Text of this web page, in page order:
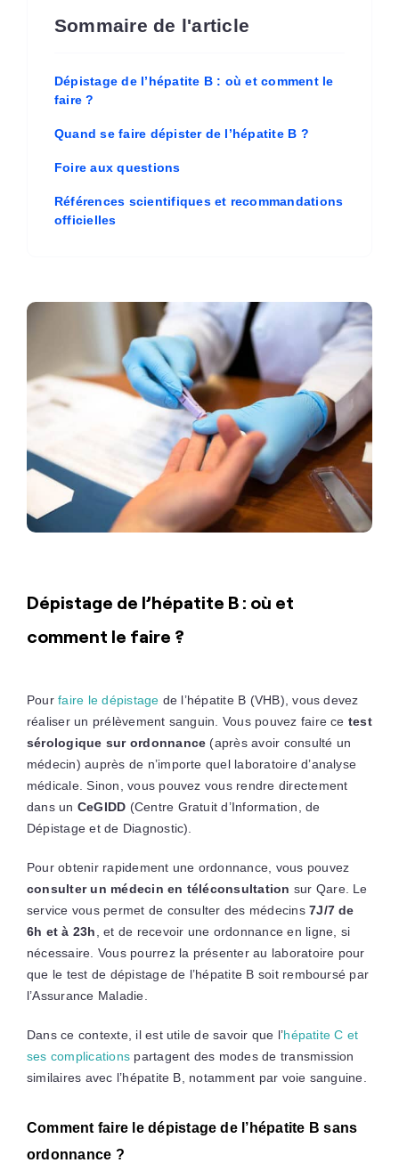
Sommaire de l'article
Dépistage de l’hépatite B : où et comment le
faire ?
Quand se faire dépister de l’hépatite B ?
Foire aux questions
Références scientifiques et recommandations
officielles
Dépistage de l’hépatite B : où et
comment le faire ?
Pourfaire le dépistage de l’hépatite B (VHB), vous devez
réaliser un prélèvement sanguin. Vous pouvez faire ce test
sérologique sur ordonnance (après avoir consulté un
médecin) auprès de n’importe quel laboratoire d’analyse
médicale. Sinon, vous pouvez vous rendre directement
dans un CeGIDD (Centre Gratuit d’Information, de
Dépistage et de Diagnostic).
Pour obtenir rapidement une ordonnance, vous pouvez
consulter un médecin en téléconsultation sur Qare. Le
service vous permet de consulter des médecins7J/7 de
6h et à 23h
, et de recevoir une ordonnance en ligne, si
nécessaire. Vous pourrez la présenter au laboratoire pour
que le test de dépistage de l’hépatite B soit remboursé par
l’Assurance Maladie.
Dans ce contexte, il est utile de savoir que l’hépatite C et
ses complications partagent des modes de transmission
similaires avec l’hépatite B, notamment par voie sanguine.
Comment faire le dépistage de l’hépatite B sans
ordonnance ?